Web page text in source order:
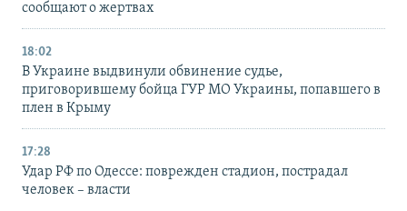
сообщают о жертвах
18:02
В Украине выдвинули обвинение судье,
приговорившему бойца ГУР МО Украины, попавшего в
плен в Крыму
17:28
Удар РФ по Одессе: поврежден стадион, пострадал
человек – власти